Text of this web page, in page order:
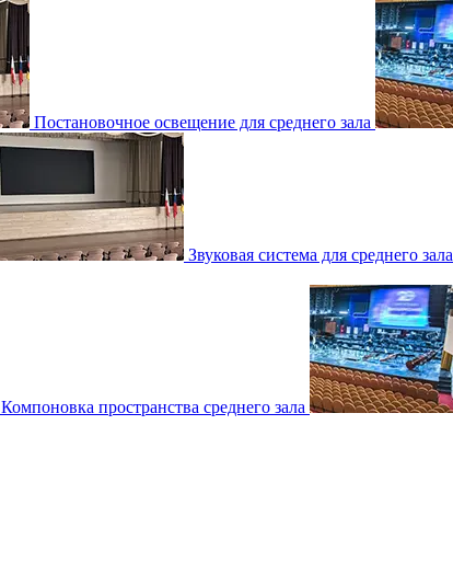
Постановочное освещение для среднего зала
Звуковая система для среднего зала
Компоновка пространства среднего зала